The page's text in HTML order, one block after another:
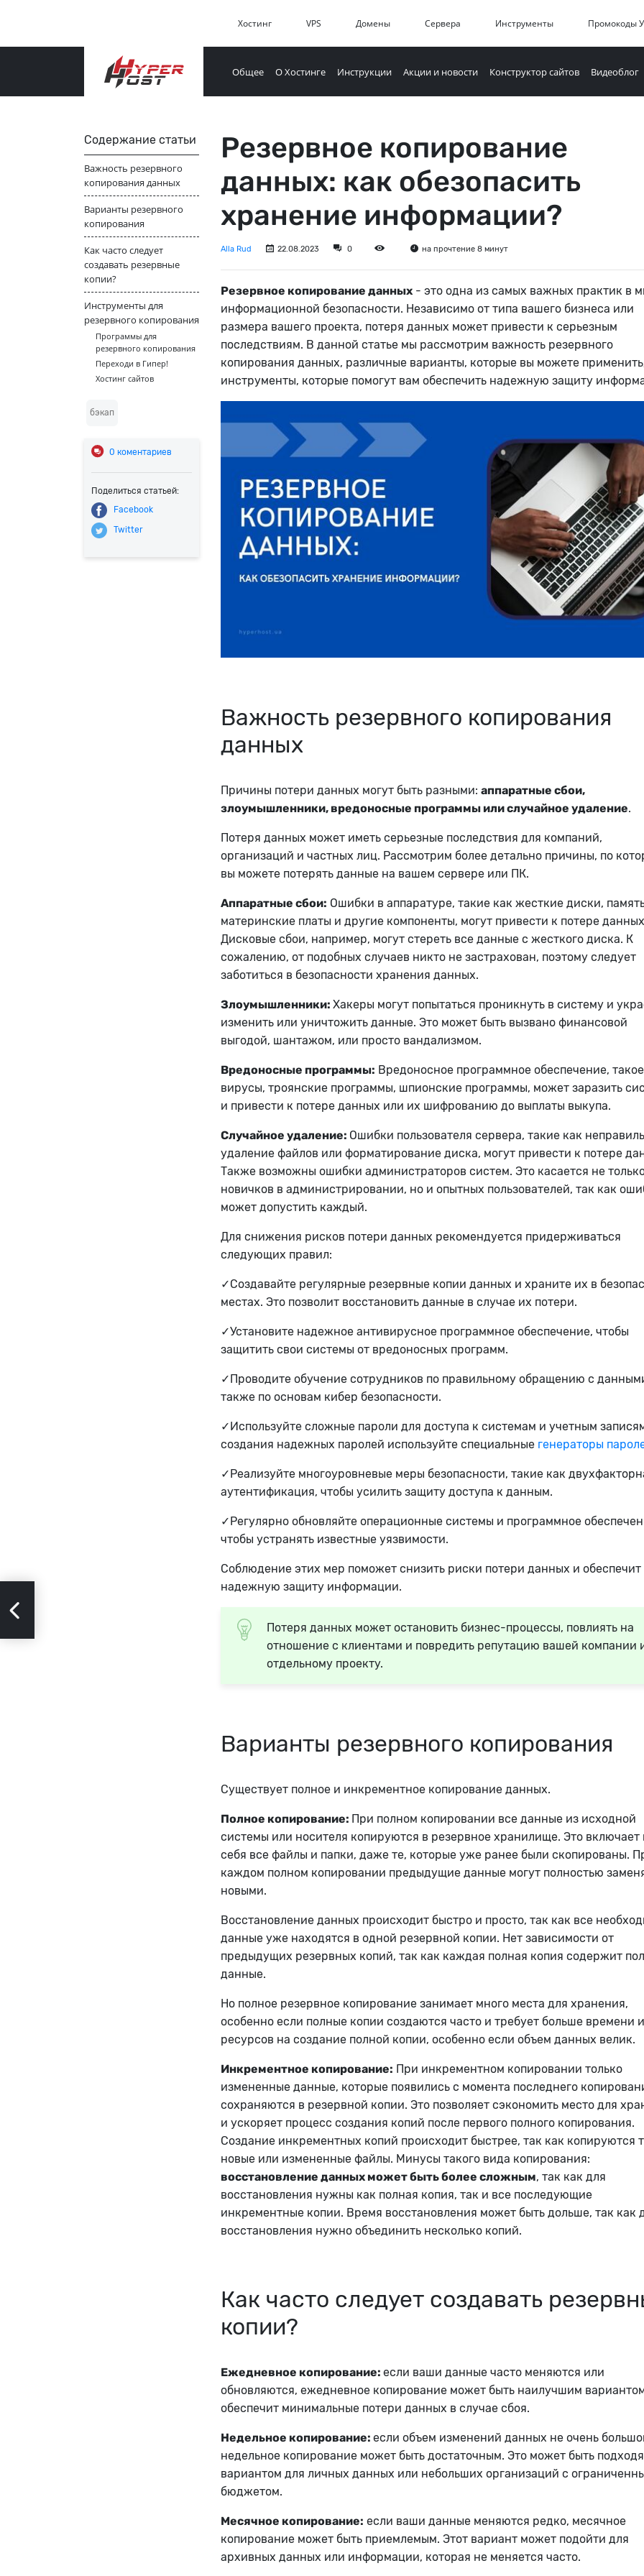
Хостинг VPS Домены Сервера Инструменты Промокоды
Общее О Хостинге Инструкции Акции и новости Конструктор сайтов Видеоблог
Содержание статьи
Важность резервного
копирования данных
Варианты резервного
копирования
Как часто следует
создавать резервные
копии?
Инструменты для
резервного копирования
Программы для
резервного копирования
Переходи в Гипер!
Хостинг сайтов
бэкап
0 коментариев
Поделиться статьей:
Facebook
Twitter
Резервное копирование
данных: как обезопасить
хранение информации?
Alla Rud 22.08.2023 0 на прочтение 8 минут
Резервное копирование данных - это одна из самых важных практик в
информационной безопасности. Независимо от типа вашего бизнеса или
размера вашего проекта, потеря данных может привести к серьезным
последствиям. В данной статье мы рассмотрим важность резервного
копирования данных, различные варианты, которые вы можете
инструменты, которые помогут вам обеспечить надежную защиту
Важность резервного копирования
данных
Причины потери данных могут быть разными: аппаратные сбои,
злоумышленники, вредоносные программы или случайное удаление.
Потеря данных может иметь серьезные последствия для компаний,
организаций и частных лиц. Рассмотрим более детально причины, по
вы можете потерять данные на вашем сервере или ПК.
Аппаратные сбои: Ошибки в аппаратуре, такие как жесткие диски,
материнские платы и другие компоненты, могут привести к потере
Дисковые сбои, например, могут стереть все данные с жесткого диска. К
сожалению, от подобных случаев никто не застрахован, поэтому следует
заботиться в безопасности хранения данных.
Злоумышленники: Хакеры могут попытаться проникнуть в систему и
изменить или уничтожить данные. Это может быть вызвано финансовой
выгодой, шантажом, или просто вандализмом.
Вредоносные программы: Вредоносное программное обеспечение,
вирусы, троянские программы, шпионские программы, может заразить
и привести к потере данных или их шифрованию до выплаты выкупа.
Случайное удаление: Ошибки пользователя сервера, такие как
удаление файлов или форматирование диска, могут привести к потере
Также возможны ошибки администраторов систем. Это касается не
новичков в администрировании, но и опытных пользователей, так как
может допустить каждый.
Для снижения рисков потери данных рекомендуется придерживаться
следующих правил:
✓Создавайте регулярные резервные копии данных и храните их в
местах. Это позволит восстановить данные в случае их потери.
✓Установите надежное антивирусное программное обеспечение, чтобы
защитить свои системы от вредоносных программ.
✓Проводите обучение сотрудников по правильному обращению с
также по основам кибер безопасности.
✓Используйте сложные пароли для доступа к системам и учетным
создания надежных паролей используйте специальные генераторы
✓Реализуйте многоуровневые меры безопасности, такие как
аутентификация, чтобы усилить защиту доступа к данным.
✓Регулярно обновляйте операционные системы и программное
чтобы устранять известные уязвимости.
Соблюдение этих мер поможет снизить риски потери данных и обеспечит
надежную защиту информации.
Потеря данных может остановить бизнес-процессы, повлиять на
отношение с клиентами и повредить репутацию вашей компании
отдельному проекту.
Варианты резервного копирования
Существует полное и инкрементное копирование данных.
Полное копирование: При полном копировании все данные из исходной
системы или носителя копируются в резервное хранилище. Это включает
себя все файлы и папки, даже те, которые уже ранее были скопированы.
каждом полном копировании предыдущие данные могут полностью
новыми.
Восстановление данных происходит быстро и просто, так как все
данные уже находятся в одной резервной копии. Нет зависимости от
предыдущих резервных копий, так как каждая полная копия содержит
данные.
Но полное резервное копирование занимает много места для хранения,
особенно если полные копии создаются часто и требует больше времени и
ресурсов на создание полной копии, особенно если объем данных велик.
Инкрементное копирование: При инкрементном копировании только
измененные данные, которые появились с момента последнего
сохраняются в резервной копии. Это позволяет сэкономить место для
и ускоряет процесс создания копий после первого полного копирования.
Создание инкрементных копий происходит быстрее, так как копируются
новые или измененные файлы. Минусы такого вида копирования:
восстановление данных может быть более сложным, так как для
восстановления нужны как полная копия, так и все последующие
инкрементные копии. Время восстановления может быть дольше, так как
восстановления нужно объединить несколько копий.
Как часто следует создавать
копии?
Ежедневное копирование: если ваши данные часто меняются или
обновляются, ежедневное копирование может быть наилучшим
обеспечит минимальные потери данных в случае сбоя.
Недельное копирование: если объем изменений данных не очень
недельное копирование может быть достаточным. Это может быть
вариантом для личных данных или небольших организаций с
бюджетом.
Месячное копирование: если ваши данные меняются редко, месячное
копирование может быть приемлемым. Этот вариант может подойти для
архивных данных или информации, которая не меняется часто.